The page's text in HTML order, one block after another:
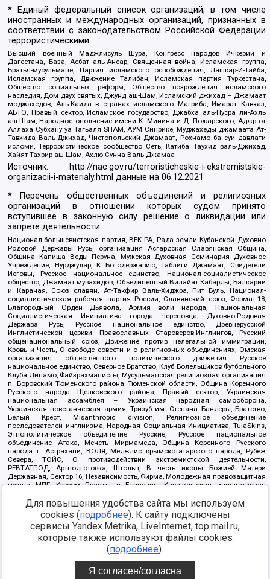
* Единый федеральный список организаций, в том числе
иностранных и международных организаций, признанных в
соответствии с законодательством Российской Федерации
террористическими:
Высший военный Маджлисуль Шура, Конгресс народов Ичкерии и
Дагестана, База, Асбат аль-Ансар, Священная война, Исламская группа,
Братья-мусульмане, Партия исламского освобождения, Лашкар-И-Тайба,
Исламская группа, Движение Талибан, Исламская партия Туркестана,
Общество социальных реформ, Общество возрождения исламского
наследия, Дом двух святых, Джунд аш-Шам, Исламский джихад – Джамаат
моджахедов, Аль-Каида в странах исламского Магриба, Имарат Кавказ,
АБТО, Правый сектор, Исламское государство, Джабха аль-Нусра ли-Ахль
аш-Шам, Народное ополчение имени К. Минина и Д. Пожарского, Аджр от
Аллаха Субхану уа Тагьаля SHAM, АУМ Синрике, Муджахеды джамаата Ат-
Тавхида Валь-Джихад, Чистопольский Джамаат, Рохнамо ба суи давлати
исломи, Террористическое сообщество Сеть, Катиба Таухид валь-Джихад,
Хайят Тахрир аш-Шам, Ахлю Сунна Валь Джамаа
Источник:
http://nac.gov.ru/terroristicheskie-i-ekstremistskie-
organizacii-i-materialy.html данные на06.12.2021
* Перечень общественных объединений и религиозных
организаций в отношении которых судом принято
вступившее в законную силу решение о ликвидации или
запрете деятельности:
Национал-большевистская партия, ВЕК РА, Рада земли Кубанской Духовно
Родовой Державы Русь, организация Асгардская Славянская Община,
Община Капища Веды Перуна, Мужская Духовная Семинария Духовное
Учреждение, Нурджулар, К Богодержавию, Таблиги Джамаат, Свидетели
Иеговы, Русское национальное единство, Национал-социалистическое
общество, Джамаат мувахидов, Объединенный Вилайат Кабарды, Балкарии
и Карачая, Союз славян, Ат-Такфир Валь-Хиджра, Пит Буль, Национал-
социалистическая рабочая партия России, Славянский союз, Формат-18,
Благородный Орден Дьявола, Армия воли народа, Национальная
Социалистическая Инициатива города Череповца, Духовно-Родовая
Держава Русь, Русское национальное единство, Древнерусской
Инглистической церкви Православных Староверов-Инглингов, Русский
общенациональный союз, Движение против нелегальной иммиграции,
Кровь и Честь, О свободе совести и о религиозных объединениях, Омская
организация общественного политического движения Русское
национальное единство, Северное Братство, Клуб Болельщиков Футбольного
Клуба Динамо, Файзрахманисты, Мусульманская религиозная организация
п. Боровский Тюменского района Тюменской области, Община Коренного
Русского народа Щелковского района, Правый сектор, Украинская
национальная ассамблея – Украинская народная самооборона,
Украинская повстанческая армия, Тризуб им. Степана Бандеры, Братство,
Белый Крест, Misanthropic division, Религиозное объединение
последователей инглиизма, Народная Социальная Инициатива, TulaSkins,
Этнополитическое объединение Русские, Русское национальное
объединение Атака, Мечеть Мирмамеда, Община Коренного Русского
народа г. Астрахани, ВОЛЯ, Меджлис крымскотатарского народа, Рубеж
Севера, ТОЙС, О противодействии экстремистской деятельности,
РЕВТАТПОД, Артподготовка, Штольц, В честь иконы Божией Матери
Державная, Сектор 16, Независимость, Фирма, Молодежная правозащитная
группа МПГ, Курсом Правды и Единения, Каракольская инициативная
Благотворительный пансионат Ак Умут, Русская республика Русь,
Арестантское уголовное единство, Башкорт, Нация и свобода, W.H.С., Фалунь
Дафа, Иртыш Ultras, Русский Патриотический клуб-Новокузнецк/РПК,
Сибирский державный союз, Фонд борьбы с коррупцией, Фонд защиты прав
граждан, Штабы Навального, Совет граждан СССР Прикубанского округа г.
Краснодара
https://minjust.gov.ru/ru/documents/7822/
Для повышения удобства сайта мы используем
cookies (подробнее). К сайту подключены
сервисы Yandex.Metrika, LiveInternet, top.mail.ru,
которые также используют файлы cookies
(подробнее).
Я согласен/согласна